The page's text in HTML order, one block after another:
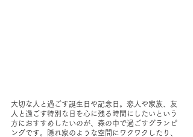
大切な人と過ごす誕生日や記念日。恋人や家族、友
人と過ごす特別な日を心に残る時間にしたいという
方におすすめしたいのが、森の中で過ごすグランピ
ングです。隠れ家のような空間にワクワクしたり、